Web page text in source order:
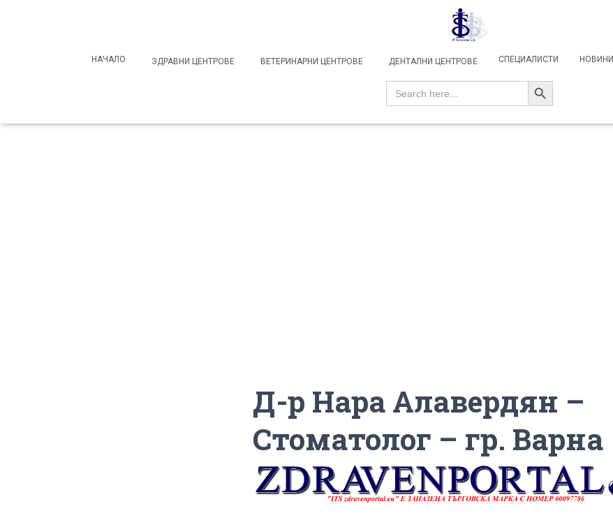
НАЧАЛО ЗДРАВНИ ЦЕНТРОВЕ ВЕТЕРИНАРНИ ЦЕНТРОВЕ ДЕНТАЛНИ ЦЕНТРОВЕ СПЕЦИАЛИСТИ НОВИНИ
Search
SEARCH BUTTON
Д-р Нара Алавердян –
Стоматолог – гр. Варна